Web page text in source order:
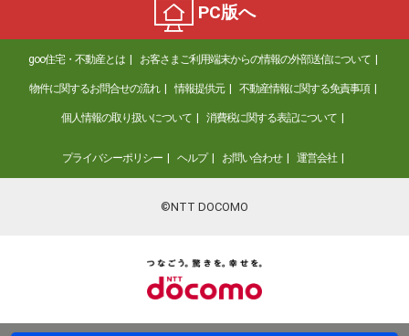
PC版へ
goo住宅・不動産とは お客さまご利用端末からの情報の外部送信について
物件に関するお問合せの流れ 情報提供元 不動産情報に関する免責事項
個人情報の取り扱いについて 消費税に関する表記について
プライバシーポリシー ヘルプ お問い合わせ 運営会社
©NTT DOCOMO